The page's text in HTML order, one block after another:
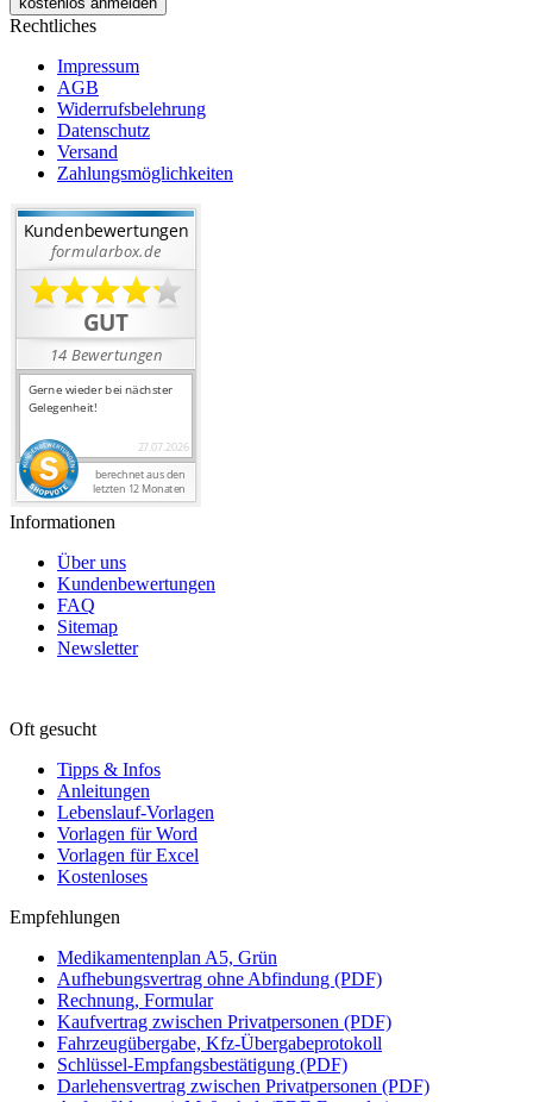
Rechtliches
Impressum
AGB
Widerrufsbelehrung
Datenschutz
Versand
Zahlungsmöglichkeiten
Informationen
Über uns
Kundenbewertungen
FAQ
Sitemap
Newsletter
Oft gesucht
Tipps & Infos
Anleitungen
Lebenslauf-Vorlagen
Vorlagen für Word
Vorlagen für Excel
Kostenloses
Empfehlungen
Medikamentenplan A5, Grün
Aufhebungsvertrag ohne Abfindung (PDF)
Rechnung, Formular
Kaufvertrag zwischen Privatpersonen (PDF)
Fahrzeugübergabe, Kfz-Übergabeprotokoll
Schlüssel-Empfangsbestätigung (PDF)
Darlehensvertrag zwischen Privatpersonen (PDF)